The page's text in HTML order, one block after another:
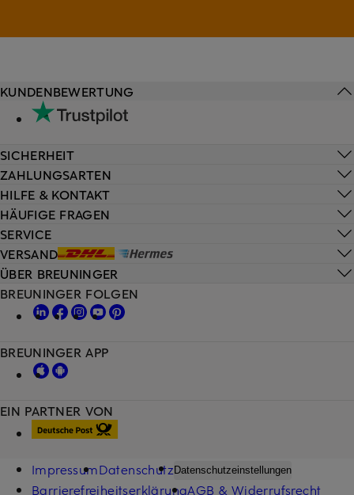
HILFE & KONTAKT
HÄUFIGE FRAGEN
SERVICE
VERSAND
KUNDENBEWERTUNG
SICHERHEIT
ZAHLUNGSARTEN
ÜBER BREUNINGER
EIN PARTNER VON
BREUNINGER FOLGEN
BREUNINGER APP
ImpressumDatenschutz Datenschutzeinstellungen
BarrierefreiheitserklärungAGB & Widerrufsrecht